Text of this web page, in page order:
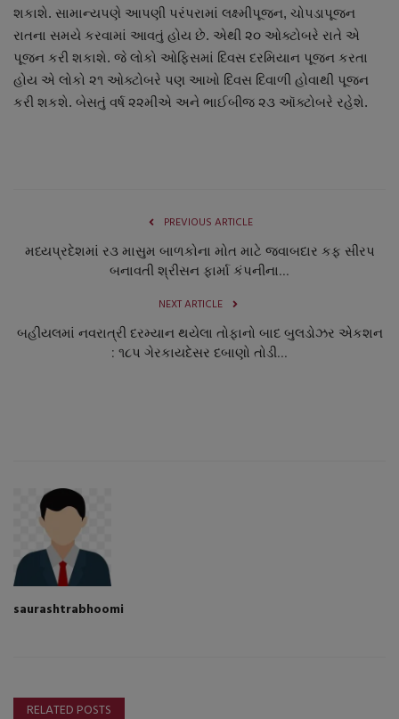
રાશિફળ
ગુનાખોરી
બોલિવૂડ
શકાશે. સામાન્યપણે આપણી પરંપરામાં લક્ષ્મીપૂજન, ચોપડાપૂજન
રાતના સમયે કરવામાં આવતું હોય છે. એથી ૨૦ ઓક્ટોબરે રાતે એ
પૂજન કરી શકાશે. જે લોકો ઓફિસમાં દિવસ દરમિયાન પૂજન કરતા
હોય એ લોકો ૨૧ ઓક્ટોબરે પણ આખો દિવસ દિવાળી હોવાથી પૂજન
કરી શકશે. બેસતું વર્ષ ૨૨મીએ અને ભાઈબીજ ૨૩ ઑક્ટોબરે રહેશે.
PREVIOUS ARTICLE
મધ્યપ્રદેશમાં ર૩ માસુમ બાળકોના મોત માટે જવાબદાર કફ સીરપ
બનાવતી શ્રીસન ફાર્મા કંપનીના...
NEXT ARTICLE
બહીયલમાં નવરાત્રી દરમ્યાન થયેલા તોફાનો બાદ બુલડોઝર એકશન
: ૧૮પ ગેરકાયદેસર દબાણો તોડી...
saurashtrabhoomi
RELATED POSTS